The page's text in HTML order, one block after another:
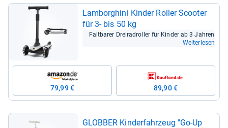
Lam­borg­hini Kin­der Rol­ler Scoo­ter
für 3-​ bis 50 kg
Falt­ba­rer Drei­radrol­ler für Kin­der ab 3 Jah­ren
Weiterlesen
79,99 € 89,90 €
GLOB­BER Kin­der­fahr­zeug "Go-​Up